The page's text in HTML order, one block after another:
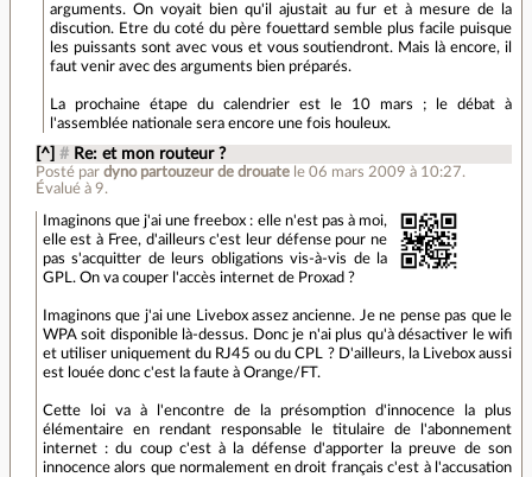
arguments. On voyait bien qu'il ajustait au fur et à mesure de la
discution. Etre du coté du père fouettard semble plus facile puisque
les puissants sont avec vous et vous soutiendront. Mais là encore, il
faut venir avec des arguments bien préparés.
La prochaine étape du calendrier est le 10 mars ; le débat à
l'assemblée nationale sera encore une fois houleux.
[^] # Re: et mon routeur ?
Posté par dyno partouzeur de drouate le 06 mars 2009 à 10:27.
Évalué à 9.
Imaginons que j'ai une freebox : elle n'est pas à moi,
elle est à Free, d'ailleurs c'est leur défense pour ne
pas s'acquitter de leurs obligations vis-à-vis de la
GPL. On va couper l'accès internet de Proxad ?
Imaginons que j'ai une Livebox assez ancienne. Je ne pense pas que le
WPA soit disponible là-dessus. Donc je n'ai plus qu'à désactiver le wifi
et utiliser uniquement du RJ45 ou du CPL ? D'ailleurs, la Livebox aussi
est louée donc c'est la faute à Orange/FT.
Cette loi va à l'encontre de la présomption d'innocence la plus
élémentaire en rendant responsable le titulaire de l'abonnement
internet : du coup c'est à la défense d'apporter la preuve de son
innocence alors que normalement en droit français c'est à l'accusation